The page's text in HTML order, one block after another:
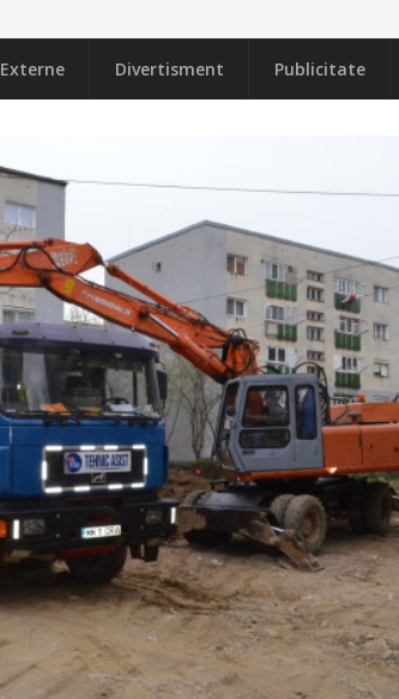
Externe Divertisment Publicitate